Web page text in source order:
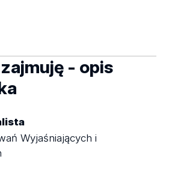
- opis
Wyjaśniających i